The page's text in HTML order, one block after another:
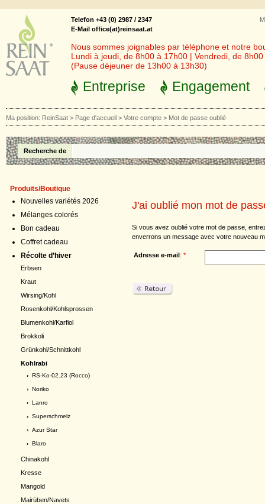
Telefon +43 (0) 2987 / 2347
E-Mail office(at)reinsaat.at
Nous sommes joignables par téléphone et notre
Lundi à jeudi, de 8h00 à 17h00 | Vendredi, de
(Pause déjeuner de 13h00 à 13h30)
Entreprise Engagement
Ma position: ReinSaat > Page d'accueil > Votre compte > Mot de passe oublié
Recherche de
Produits/Boutique
Nouvelles variétés 2026
Mélanges colorés
Bon cadeau
Coffret cadeau
Récolte d’hiver
Erbsen
Kraut
Wirsing/Kohl
Rosenkohl/Kohlsprossen
Blumenkohl/Karfiol
Brokkoli
Grünkohl/Schnittkohl
Kohlrabi
› RS-Ko-02.23 (Rocco)
› Noriko
› Lanro
› Superschmelz
› Azur Star
› Blaro
Chinakohl
Kresse
Mangold
Mairüben/Navets
J'ai oublié mon mot de
Si vous avez oublié votre mot de passe,
enverrons un message avec votre nouveau
Adresse e-mail: *